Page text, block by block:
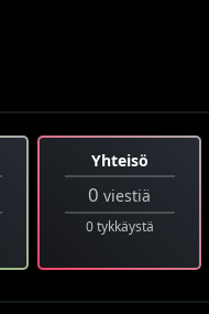
Yhteisö
0 viestiä
0 tykkäystä